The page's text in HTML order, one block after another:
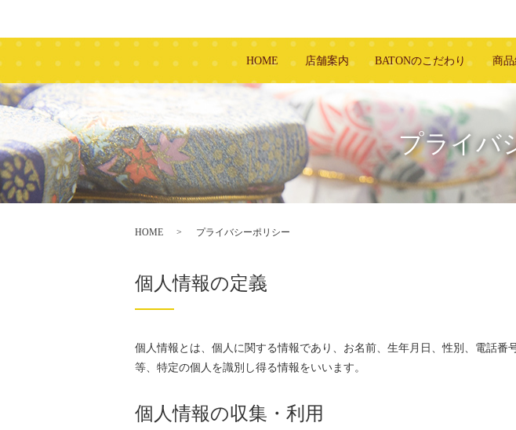
HOME 店舗案内 BATONのこだわり 商
プライバ
HOME プライバシーポリシー
個人情報の定義
個人情報とは、個人に関する情報であり、お名前、生年月日、性別、電話番
等、特定の個人を識別し得る情報をいいます。
個人情報の収集・利用